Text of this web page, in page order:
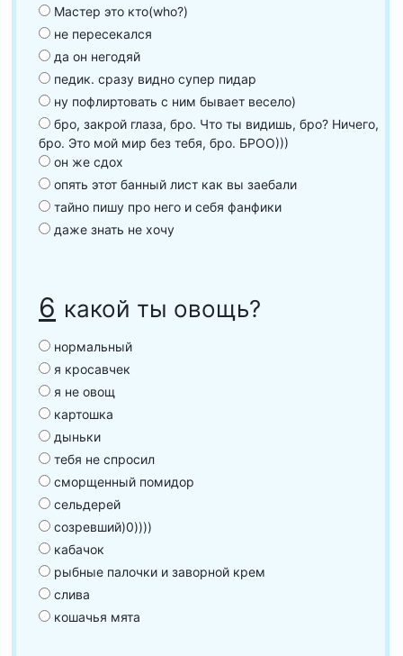
Мастер это кто(who?)
не пересекался
да он негодяй
педик. сразу видно супер пидар
ну пофлиртовать с ним бывает весело)
бро, закрой глаза, бро. Что ты видишь, бро? Ничего,
бро. Это мой мир без тебя, бро. БРОО)))
он же сдох
опять этот банный лист как вы заебали
тайно пишу про него и себя фанфики
даже знать не хочу
6 какой ты овощь?
нормальный
я кросавчек
я не овощ
картошка
дыньки
тебя не спросил
сморщенный помидор
сельдерей
созревший)0))))
кабачок
рыбные палочки и заворной крем
слива
кошачья мята